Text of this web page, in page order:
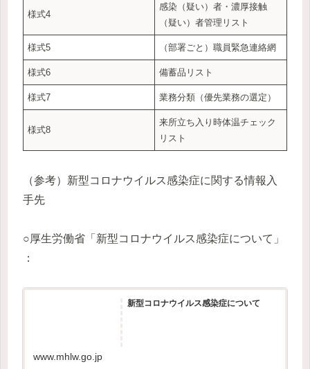
様式4
感染（疑い）者・濃厚接触
（疑い）者管理リスト
様式5 （部署ごと）職員緊急連絡網
様式6 備蓄品リスト
様式7 業務分類（優先業務の選定）
様式8
来所立ち入り時体温チェック
リスト
（参考）新型コロナウイルス感染症に関する情報入
手先
○厚生労働省「新型コロナウイルス感染症について」
：
新型コロナウイルス感染症について
www.mhlw.go.jp